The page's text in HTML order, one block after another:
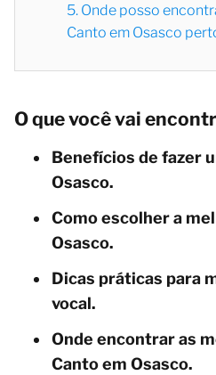
5. Onde posso
Canto em Osasco
O que você vai
Benefícios de fazer
Osasco.
Como escolher a
Osasco.
Dicas práticas para
vocal.
Onde encontrar as
Canto em Osasco.